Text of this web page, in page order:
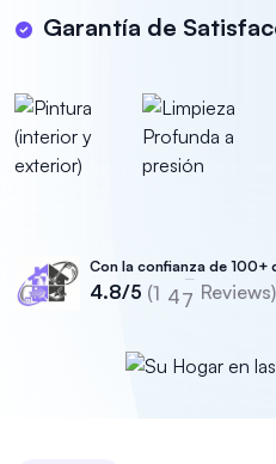
Garantía de
Con la confianza de 100+
4.8/5 (1 47 Reviews)